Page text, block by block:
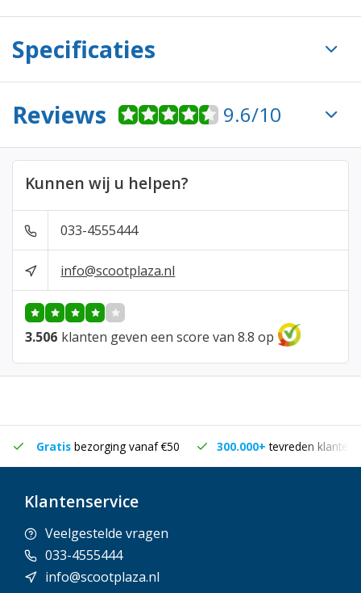
Specificaties
Reviews 9.6/10
Kunnen wij u helpen?
033-4555444
info@scootplaza.nl
3.506 klanten geven een score van 8.8 op
Gratis bezorging vanaf €50 300.000+tevreden klanten
Klantenservice
Veelgestelde vragen
033-4555444
info@scootplaza.nl